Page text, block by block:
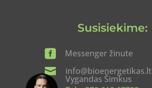
Susisiekime:

Messenger žinute

info@bioenergetikas.lt
Vygandas Šimkus